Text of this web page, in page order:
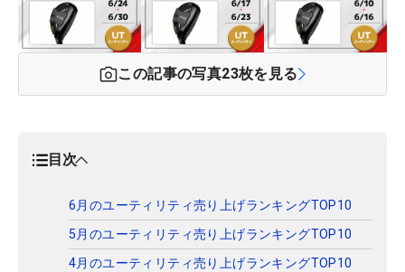
この記事の写真23枚を見る
目次
6月のユーティリティ売り上げランキングTOP10
5月のユーティリティ売り上げランキングTOP10
4月のユーティリティ売り上げランキングTOP10